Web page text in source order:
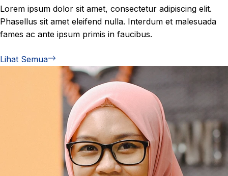
Lorem ipsum dolor sit amet, consectetur adipiscing elit.
Phasellus sit amet eleifend nulla. Interdum et malesuada
fames ac ante ipsum primis in faucibus.
Lihat Semua